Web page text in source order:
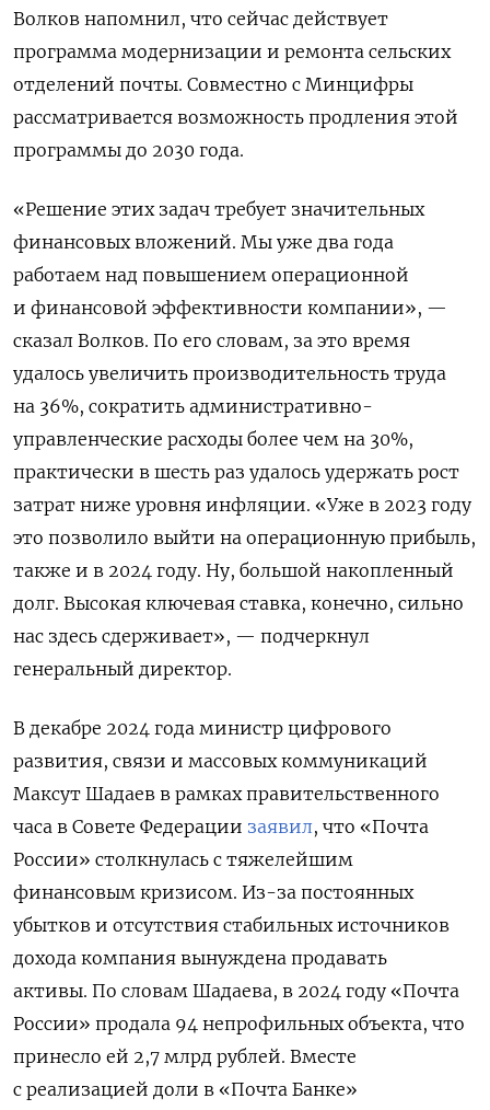
Волков напомнил, что сейчас действует
программа модернизации и ремонта сельских
отделений почты. Совместно с Минцифры
рассматривается возможность продления этой
программы до 2030 года.
«Решение этих задач требует значительных
финансовых вложений. Мы уже два года
работаем над повышением операционной
и финансовой эффективности компании», —
сказал Волков. По его словам, за это время
удалось увеличить производительность труда
на 36%, сократить административно-
управленческие расходы более чем на 30%,
практически в шесть раз удалось удержать рост
затрат ниже уровня инфляции. «Уже в 2023 году
это позволило выйти на операционную прибыль,
также и в 2024 году. Ну, большой накопленный
долг. Высокая ключевая ставка, конечно, сильно
нас здесь сдерживает», — подчеркнул
генеральный директор.
В декабре 2024 года министр цифрового
развития, связи и массовых коммуникаций
Максут Шадаев в рамках правительственного
часа в Совете Федерации заявил, что «Почта
России» столкнулась с тяжелейшим
финансовым кризисом. Из-за постоянных
убытков и отсутствия стабильных источников
дохода компания вынуждена продавать
активы. По словам Шадаева, в 2024 году «Почта
России» продала 94 непрофильных объекта, что
принесло ей 2,7 млрд рублей. Вместе
с реализацией доли в «Почта Банке»